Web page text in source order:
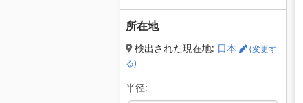
所在地
検出された現在地: 日本
(変更す
る)
半径: